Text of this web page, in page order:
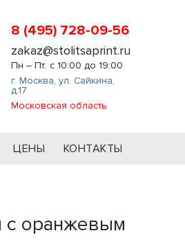
8 (495) 728-09-56
zakaz@stolitsaprint.ru
Пн – Пт: с 10:00 до 19:00
г. Москва,ул. Сайкина,
д.17
Московская область
ЦЕНЫ КОНТАКТЫ
с оранжевым